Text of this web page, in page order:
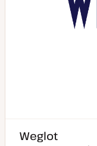
Weglot